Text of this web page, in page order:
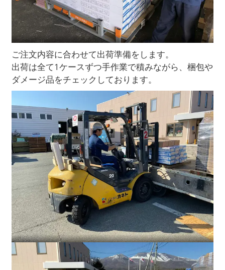
ご注文内容に合わせて出荷準備をします。
出荷は全て1ケースずつ手作業で積みながら、梱包や
ダメージ品をチェックしております。